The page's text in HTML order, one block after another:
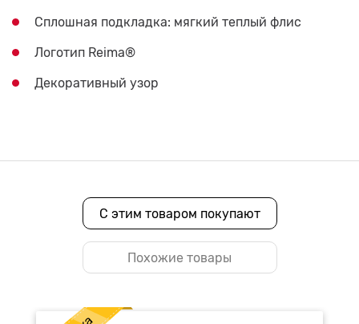
Сплошная подкладка: мягкий теплый флис
Логотип Reima®
Декоративный узор
С этим товаром покупают
Похожие товары